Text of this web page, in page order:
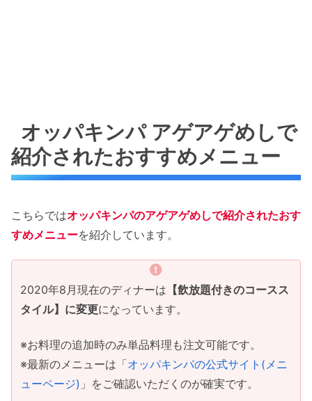
オッパキンパ アゲアゲめしで
紹介されたおすすめメニュー
こちらではオッパキンパのアゲアゲめしで紹介されたおす
すめメニューを紹介しています。
2020年8月現在のディナーは 【飲放題付きのコースス
タイル】に変更になっています。
※お料理の追加時のみ単品料理も注文可能です。
※最新のメニューは「オッパキンパの公式サイト(メニ
ューページ) 」をご確認いただくのが確実です。